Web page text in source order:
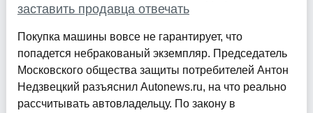
заставить продавца отвечать
Покупка машины вовсе не гарантирует, что
попадется небракованый экземпляр. Председатель
Московского общества защиты потребителей Антон
Недзвецкий разъяснил Autonews.ru, на что реально
рассчитывать автовладельцу. По закону в